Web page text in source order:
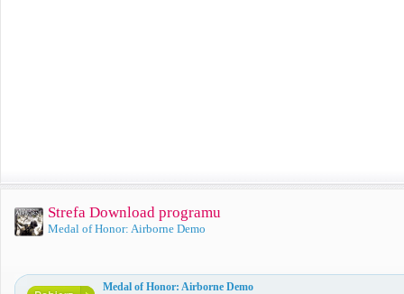
Strefa Download programu
Medal of Honor: Airborne Demo
Medal of Honor: Airborne Demo